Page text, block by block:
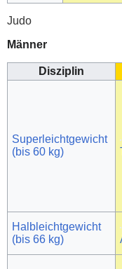
Judo
Männer
Disziplin
Superleichtgewicht
(bis 60 kg)
Halbleichtgewicht
(bis 66 kg)